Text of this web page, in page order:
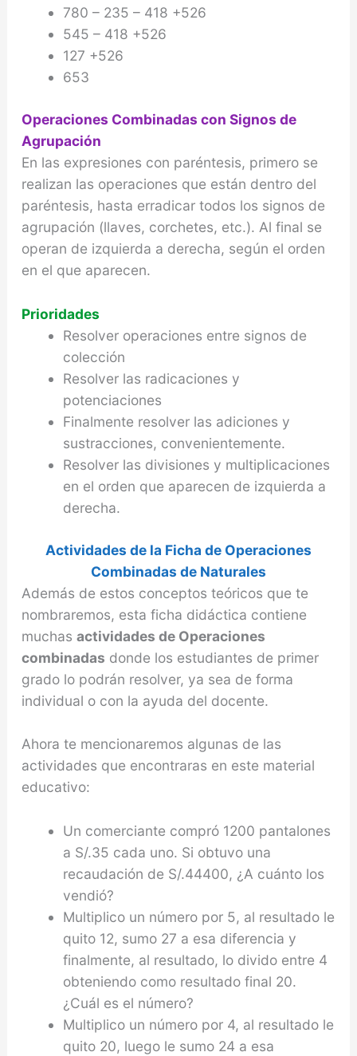
780 – 235 – 418 +526
545 – 418 +526
127 +526
653
Operaciones Combinadas con Signos de
Agrupación
En las expresiones con paréntesis, primero se
realizan las operaciones que están dentro del
paréntesis, hasta erradicar todos los signos de
agrupación (llaves, corchetes, etc.). Al final se
operan de izquierda a derecha, según el orden
en el que aparecen.
Prioridades
Resolver operaciones entre signos de
colección
Resolver las radicaciones y
potenciaciones
Finalmente resolver las adiciones y
sustracciones, convenientemente.
Resolver las divisiones y multiplicaciones
en el orden que aparecen de izquierda a
derecha.
Actividades de la Ficha de Operaciones
Combinadas de Naturales
Además de estos conceptos teóricos que te
nombraremos, esta ficha didáctica contiene
muchas actividades de Operaciones
combinadas donde los estudiantes de primer
grado lo podrán resolver, ya sea de forma
individual o con la ayuda del docente.
Ahora te mencionaremos algunas de las
actividades que encontraras en este material
educativo:
Un comerciante compró 1200 pantalones
a S/.35 cada uno. Si obtuvo una
recaudación de S/.44400, ¿A cuánto los
vendió?
Multiplico un número por 5, al resultado le
quito 12, sumo 27 a esa diferencia y
finalmente, al resultado, lo divido entre 4
obteniendo como resultado final 20.
¿Cuál es el número?
Multiplico un número por 4, al resultado le
quito 20, luego le sumo 24 a esa